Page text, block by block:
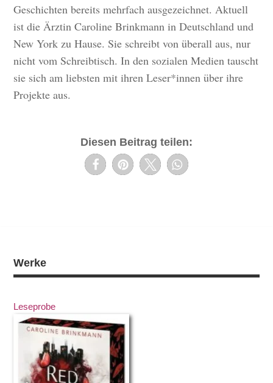
Geschichten bereits mehrfach ausgezeichnet. Aktuell
ist die Ärztin Caroline Brinkmann in Deutschland und
New York zu Hause. Sie schreibt von überall aus, nur
nicht vom Schreibtisch. In den sozialen Medien tauscht
sie sich am liebsten mit ihren Leser*innen über ihre
Projekte aus.
Diesen Beitrag teilen:
Werke
Leseprobe